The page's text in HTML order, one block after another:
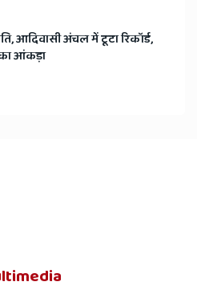
आदिवासी अंचल में टूटा रिकॉर्ड,
आंकड़ा